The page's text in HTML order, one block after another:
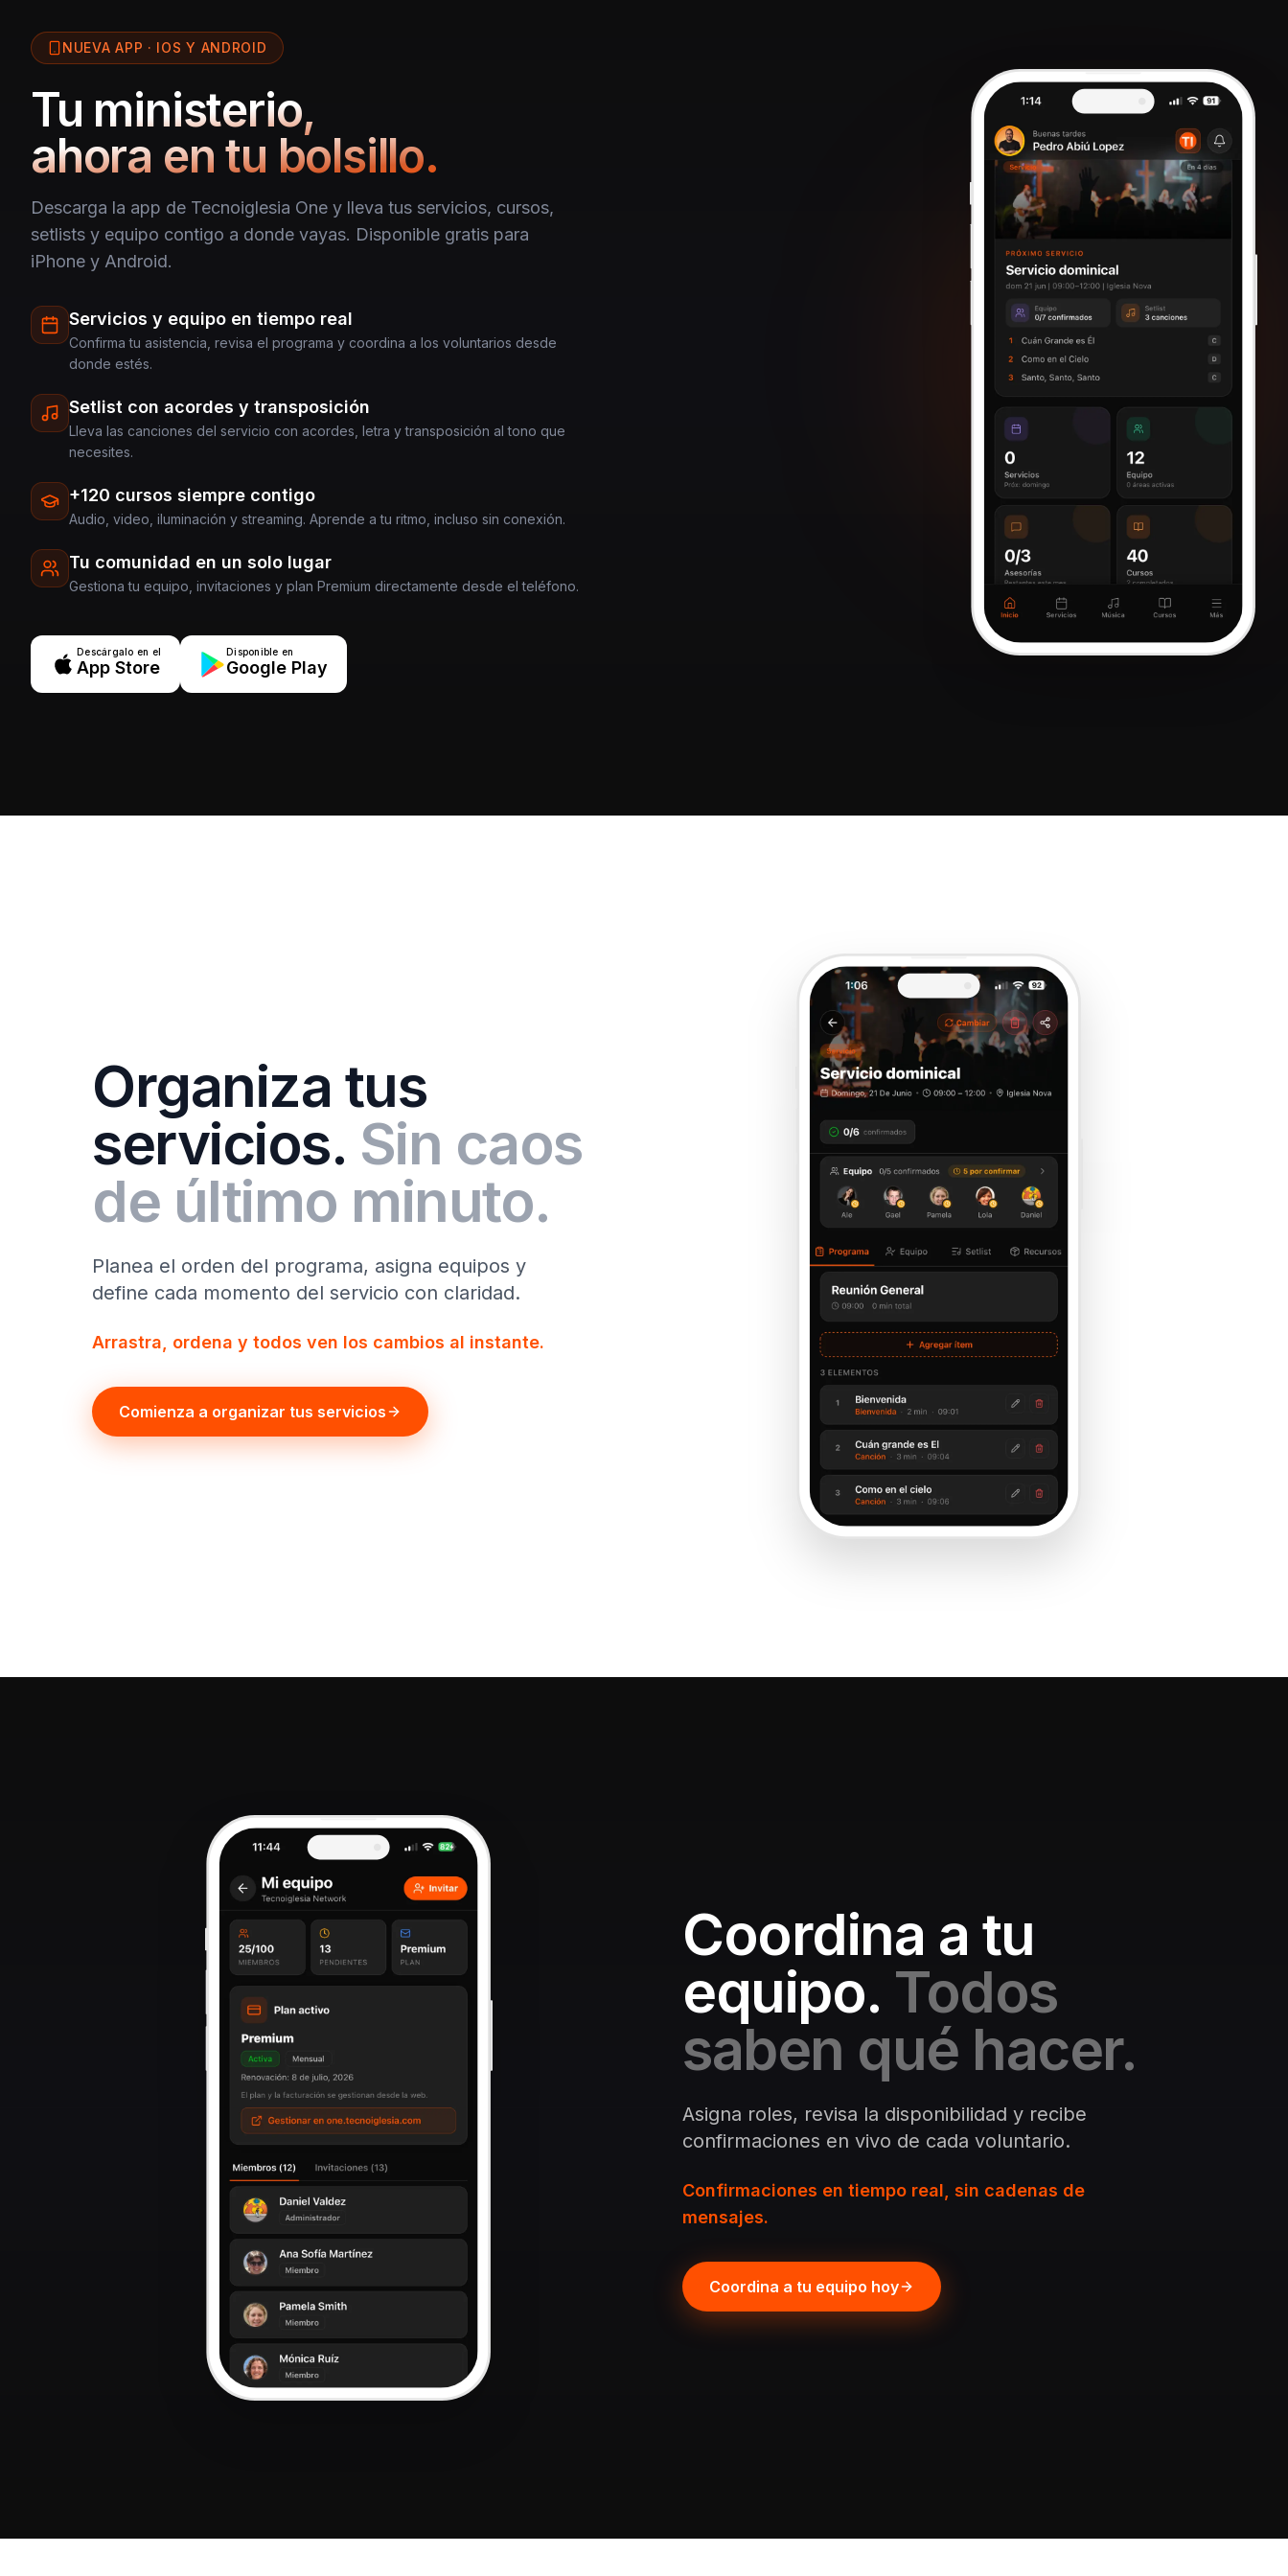
NUEVA APP · IOS Y ANDROID
Tu ministerio,
ahora en tu bolsillo.
Descarga la app de Tecnoiglesia One y lleva tus servicios, cursos,
setlists y equipo contigo a donde vayas. Disponible gratis para
iPhone y Android.
Servicios y equipo en tiempo real
Confirma tu asistencia, revisa el programa y coordina a los voluntarios desde
donde estés.
Setlist con acordes y transposición
Lleva las canciones del servicio con acordes, letra y transposición al tono que
necesites.
+120 cursos siempre contigo
Audio, video, iluminación y streaming. Aprende a tu ritmo, incluso sin conexión.
Tu comunidad en un solo lugar
Gestiona tu equipo, invitaciones y plan Premium directamente desde el teléfono.
Descárgalo en el
App Store
Disponible en
Google Play
Organiza tus
servicios. Sin caos
de último minuto.
Planea el orden del programa, asigna equipos y
define cada momento del servicio con claridad.
Arrastra, ordena y todos ven los cambios al instante.
Comienza a organizar tus servicios
Coordina a tu
equipo. Todos
saben qué hacer.
Asigna roles, revisa la disponibilidad y recibe
confirmaciones en vivo de cada voluntario.
Confirmaciones en tiempo real, sin cadenas de
mensajes.
Coordina a tu equipo hoy